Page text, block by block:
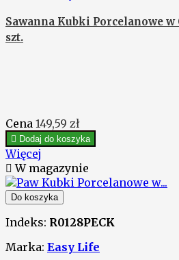
Sawanna Kubki Porcelanowe w
szt.
Cena 149,59 zł
 Dodaj do koszyka
Więcej
 W magazynie
Do koszyka
Indeks: R0128PECK
Marka: Easy Life